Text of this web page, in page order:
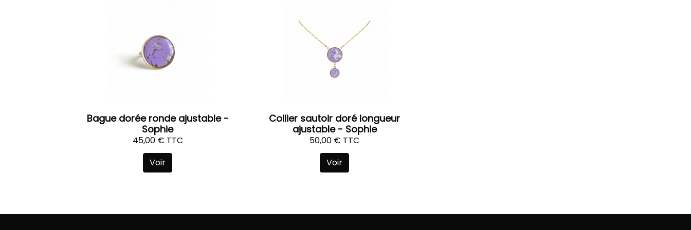
Bague dorée ronde ajustable -
Sophie
45,00 € TTC
Voir
Collier sautoir doré longueur
ajustable - Sophie
50,00 € TTC
Voir